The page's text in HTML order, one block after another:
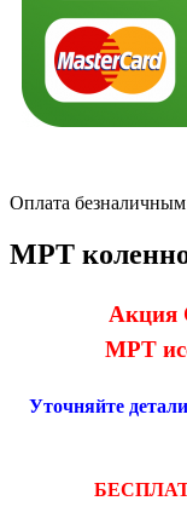
Оплата безналичным
МРТ
МРТ
Уточняйте